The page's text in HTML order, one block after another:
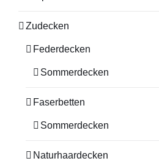
Zudecken
Federdecken
Sommerdecken
Faserbetten
Sommerdecken
Naturhaardecken